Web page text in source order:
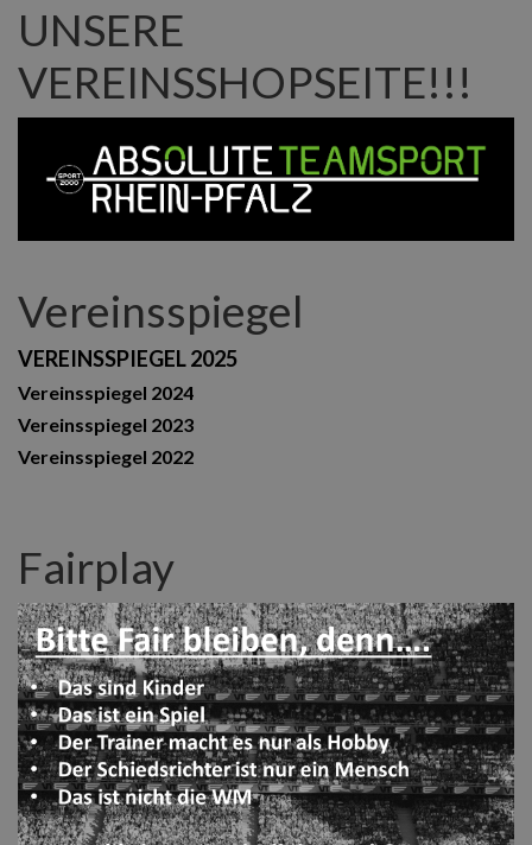
UNSERE
VEREINSSHOPSEITE!!!
Vereinsspiegel
VEREINSSPIEGEL 2025
Vereinsspiegel 2024
Vereinsspiegel 2023
Vereinsspiegel 2022
Fairplay